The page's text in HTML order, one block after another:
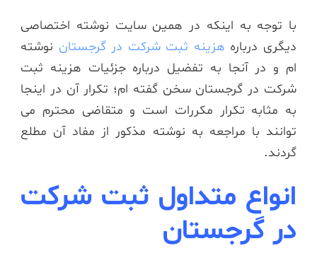
با توجه به اینکه در همین سایت نوشته اختصاصی
دیگری درباره هزینه ثبت شرکت در گرجستان نوشته
ام و در آنجا به تفضیل درباره جزئیات هزینه ثبت
شرکت در گرجستان سخن گفته ام؛ تکرار آن در اینجا
به مثابه تکرار مکررات است و متقاضی محترم می
توانند با مراجعه به نوشته مذکور از مفاد آن مطلع
گردند.
انواع متداول ثبت شرکت
در گرجستان